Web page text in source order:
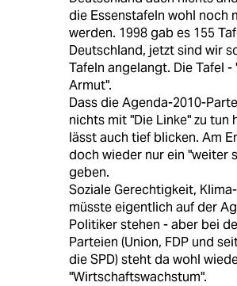
die Essenstafeln wohl noch
werden. 1998 gab es 155
Deutschland, jetzt sind wir
Tafeln angelangt. Die Tafel -
Armut".
Dass die Agenda-2010-
nichts mit "Die Linke" zu tun
lässt auch tief blicken. Am
doch wieder nur ein "weiter
geben.
Soziale Gerechtigkeit,
müsste eigentlich auf der
Politiker stehen - aber bei
Parteien (Union, FDP und
die SPD) steht da wohl
"Wirtschaftswachstum".